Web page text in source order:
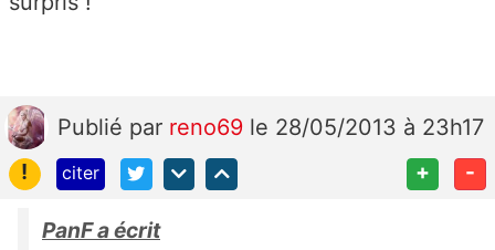
Publié par reno69 le 28/05/2013 à 23h17
!
citer + -
PanF a écrit